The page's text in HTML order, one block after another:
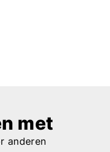
met
anderen